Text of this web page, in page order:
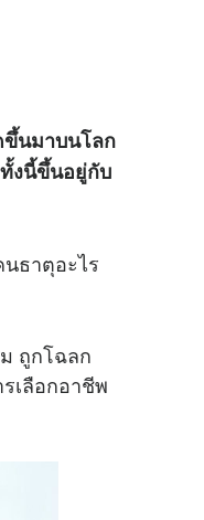
นมาบนโลก
งนี้ขึ้นอยู่กับ
ธาตุอะไร
ถูกโฉลก
เลือกอาชีพ